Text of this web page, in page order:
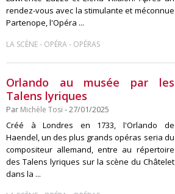
rendez-vous avec la stimulante et méconnue
Partenope, l'Opéra ...
LA SCÈNE- OPÉRA- OPÉRAS
Orlando au musée par les
Talens lyriques
Par Michèle Tosi - 27/01/2025
Créé à Londres en 1733, l'Orlando de
Haendel, un des plus grands opéras seria du
compositeur allemand, entre au répertoire
des Talens lyriques sur la scène du Châtelet
dans la ...